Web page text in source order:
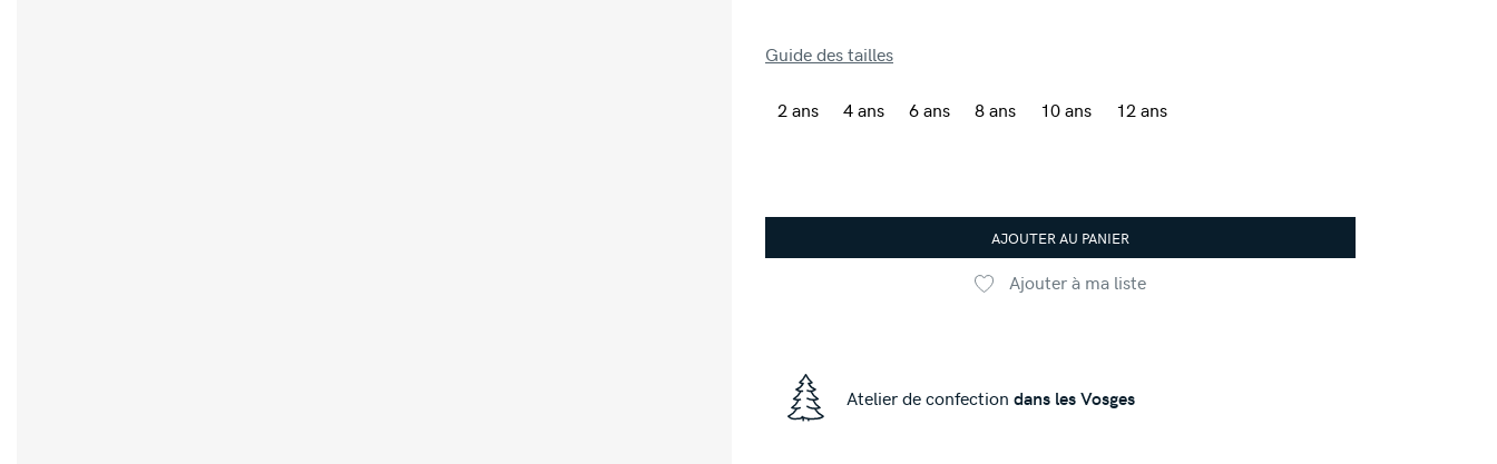
Guide des tailles
2 ans 4 ans 6 ans 8 ans 10 ans 12 ans
AJOUTER AU PANIER
Ajouter à ma liste
Atelier de confectiondans les Vosges